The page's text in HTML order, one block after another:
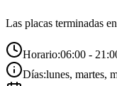
Las placas terminadas en
Horario:06:00 -
Días:lunes, martes,